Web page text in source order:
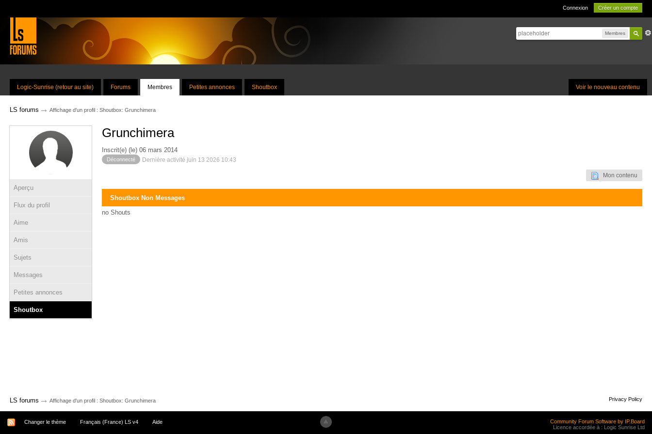
Connexion Créer un compte
Membres
Voir le nouveau contenu
Logic-Sunrise (retour au site) Forums Membres Petites annonces Shoutbox
LS forums → Affichage d'un profil : Shoutbox: Grunchimera
Aperçu
Flux du profil
Aime
Amis
Sujets
Messages
Petites annonces
Shoutbox
Grunchimera
Inscrit(e) (le) 06 mars 2014
Déconnecté Dernière activité juin 13 2026 10:43
Mon contenu
Shoutbox Non Messages
no Shouts
LS forums → Affichage d'un profil : Shoutbox: Grunchimera Privacy Policy
Changer le thème Français (France) LS v4 Aide
Community Forum Software by IP.Board
Licence accordée à : Logic Sunrise Ltd